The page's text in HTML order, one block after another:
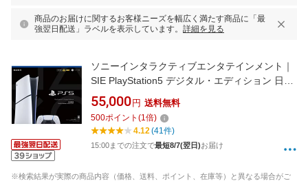
商品のお届けに関するお客様ニーズを幅広く満たす商品に「最
強翌日配送」ラベルを表示しています。 詳細を見る
ソニーインタラクティブエンタテインメント｜
SIE PlayStation5 デジタル・エディション 日本
語専用 Console Language: Japanese only CFI-
2200B01
55,000 円 送料無料
500ポイント (1倍)
4.12(41件)
15:00までの注文で最短8/7(翌日)お届け
※検索結果が実際の商品内容（価格、送料、ポイント、在庫等）と異なる場合がご